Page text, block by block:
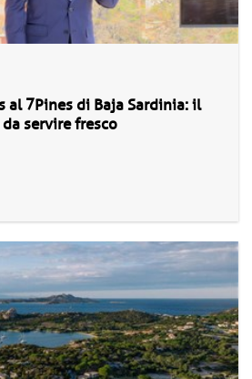
al 7Pines di Baja Sardinia: il
servire fresco